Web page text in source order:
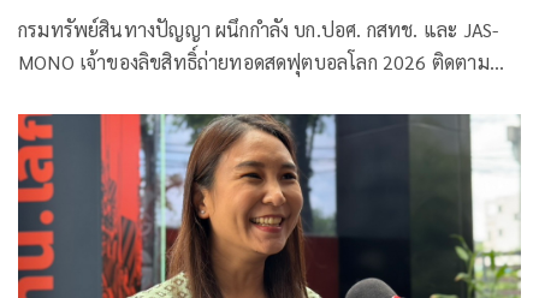
ติดคุก4ปี
กรมทรัพย์สินทางปัญญา ผนึกกำลัง บก.ปอศ. กสทช. และ JAS-
MONO เจ้าของลิขสิทธิ์ถ่ายทอดสดฟุตบอลโลก 2026 ติดตาม
ออนไลน์ ป้องกันปัญหาการละเมิดลิขสิทธิ์ และการจำหน่าย
สินค้าละเมิดเครื่องหมายการค้า แนะผู้ประกอบการ ร้านค้า ร้าน
อาหาร ผับ บาร์ ที่พัก โรงแรม หากต้องการถ่ายทอดการแข่งขัน
ต้องขออนุญาตก่อน ส่วนประชาชน ขอให้รับชมผ่านช่องทางที่ถูก
ต้อง สนับสนุนผู้ประกอบการไทย